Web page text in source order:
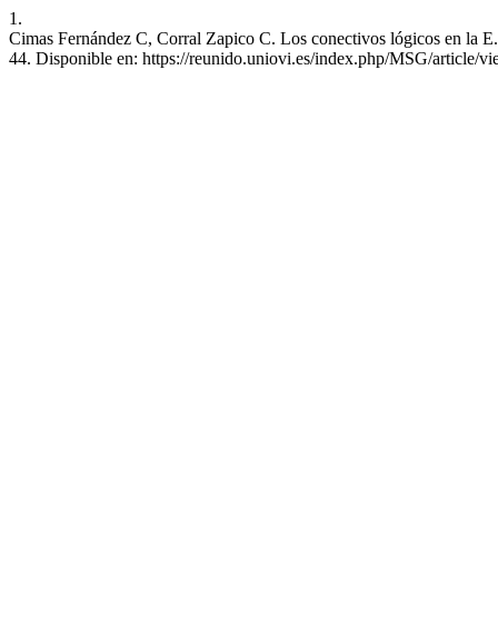
1.
Cimas Fernández C, Corral Zapico C. Los conectivos lógicos en la
44. Disponible en: https://reunido.uniovi.es/index.php/MSG/article/